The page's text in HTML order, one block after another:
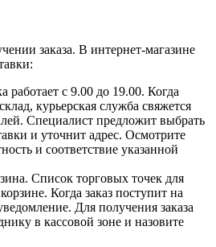
заказа. В интернет-магазине
работает с 9.00 до 19.00. Когда
курьерская служба свяжется
Специалист предложит выбрать
и уточнит адрес. Осмотрите
и соответствие указанной
Список торговых точек для
Когда заказ поступит на
Для получения заказа
в кассовой зоне и назовите